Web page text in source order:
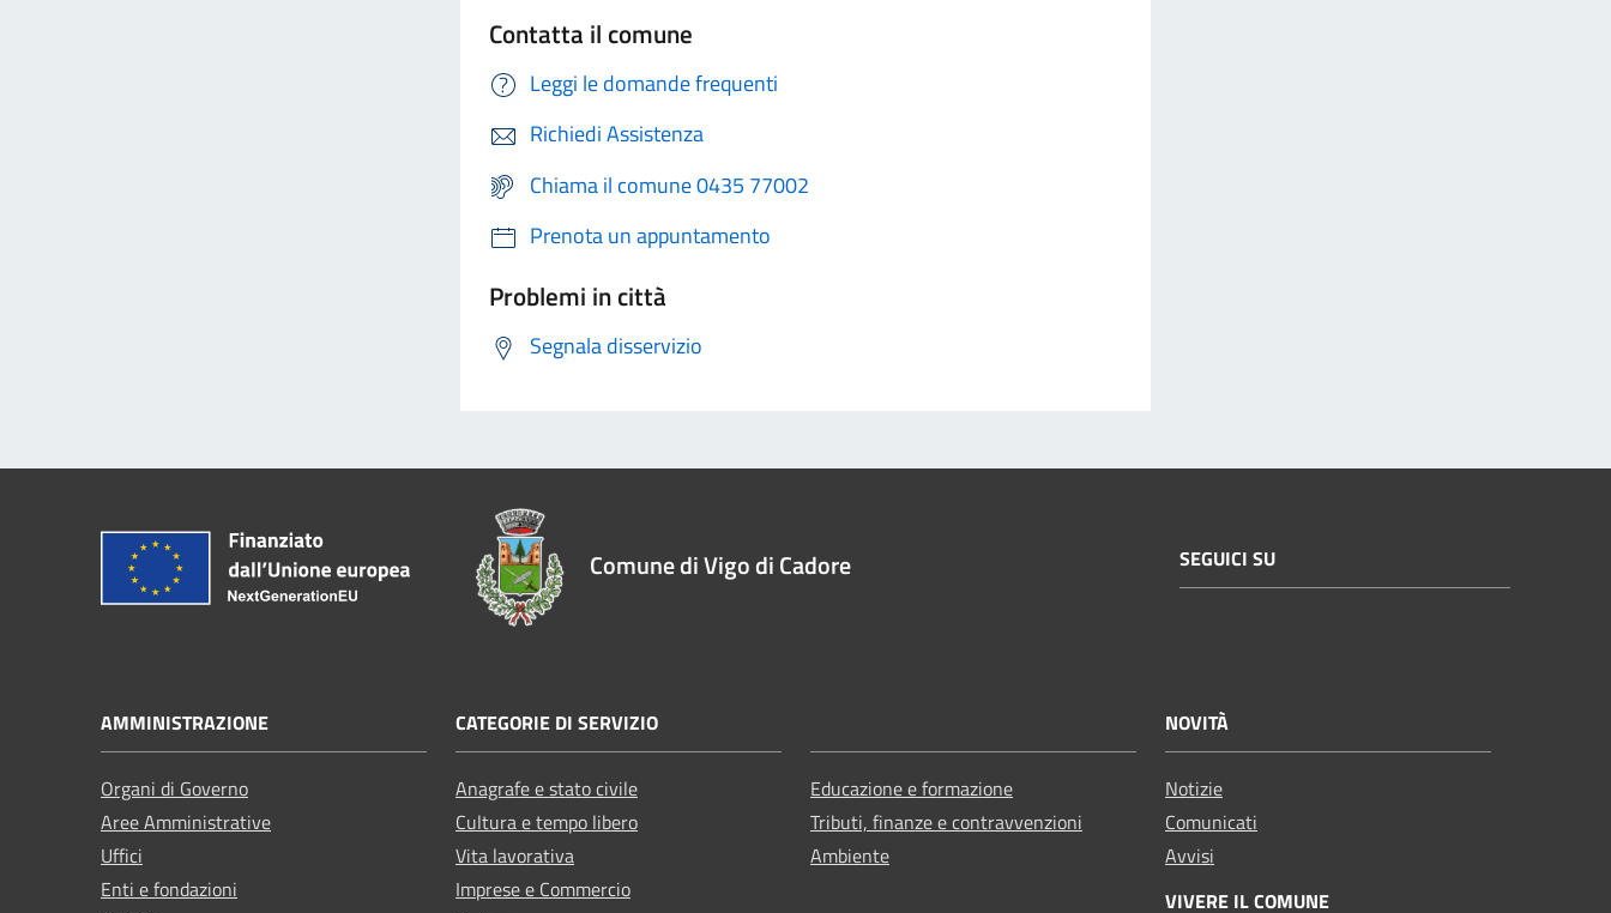
Contatta il comune
Leggi le domande frequenti
Richiedi Assistenza
Chiama il comune 0435 77002
Prenota un appuntamento
Problemi in città
Segnala disservizio
Comune di Vigo di Cadore SEGUICI SU
AMMINISTRAZIONE
Organi di Governo
Aree Amministrative
Uffici
Enti e fondazioni
CATEGORIE DI SERVIZIO
Anagrafe e stato civile
Cultura e tempo libero
Vita lavorativa
Imprese e Commercio
Educazione e formazione
Tributi, finanze e contravvenzioni
Ambiente
NOVITÀ
Notizie
Comunicati
Avvisi
VIVERE IL COMUNE